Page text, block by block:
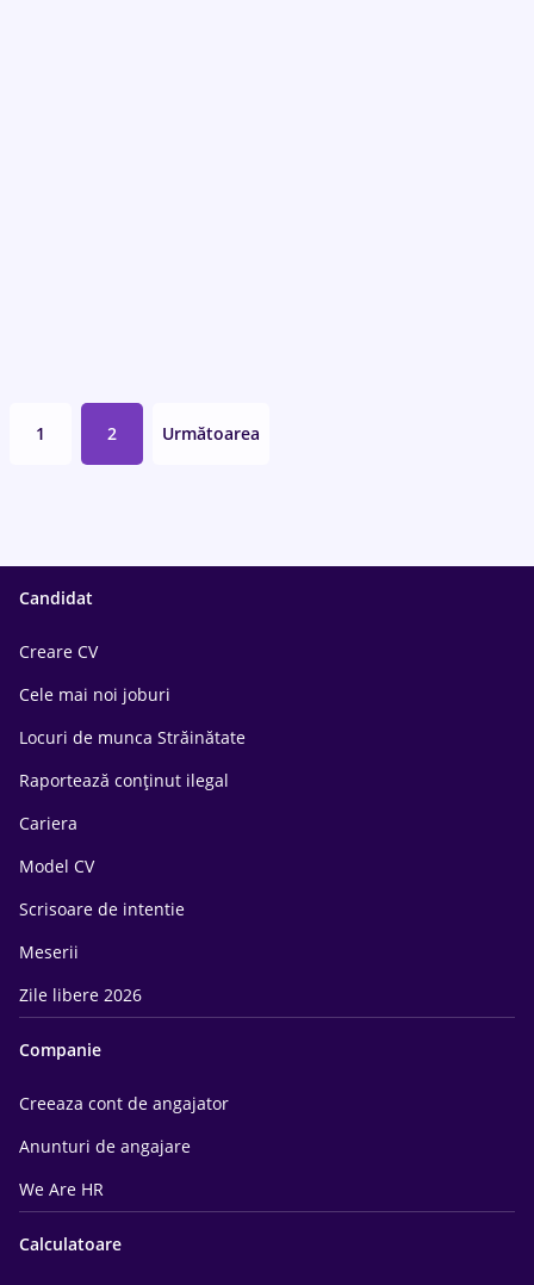
1 2 Următoarea
Candidat
Creare CV
Cele mai noi joburi
Locuri de munca Străinătate
Raportează conținut ilegal
Cariera
Model CV
Scrisoare de intentie
Meserii
Zile libere 2026
Companie
Creeaza cont de angajator
Anunturi de angajare
We Are HR
Calculatoare